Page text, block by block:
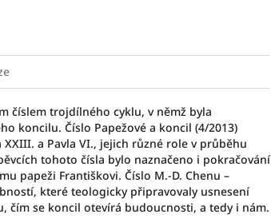
číslem trojdílného cyklu, v němž byla
koncilu. Číslo Papežové a koncil (4/2013)
a Pavla VI., jejich různé role v průběhu
tohoto čísla bylo naznačeno i pokračování
papeži Františkovi. Číslo M.-D. Chenu –
které teologicky připravovaly usnesení
čím se koncil otevírá budoucnosti, a tedy i nám.